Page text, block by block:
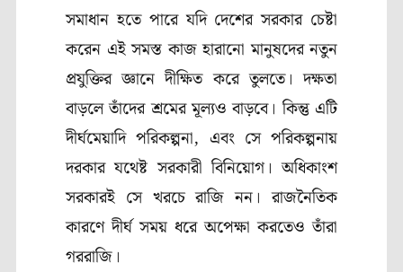
সমাধান হতে পারে যদি দেশের সরকার চেষ্টা
করেন এই সমস্ত কাজ হারানো মানুষদের নতুন
প্রযুক্তির জ্ঞানে দীক্ষিত করে তুলতে। দক্ষতা
বাড়লে তাঁদের শ্রমের মূল্যও বাড়বে। কিন্তু এটি
দীর্ঘমেয়াদি পরিকল্পনা, এবং সে পরিকল্পনায়
দরকার যথেষ্ট সরকারী বিনিয়োগ। অধিকাংশ
সরকারই সে খরচে রাজি নন। রাজনৈতিক
কারণে দীর্ঘ সময় ধরে অপেক্ষা করতেও তাঁরা
গররাজি।